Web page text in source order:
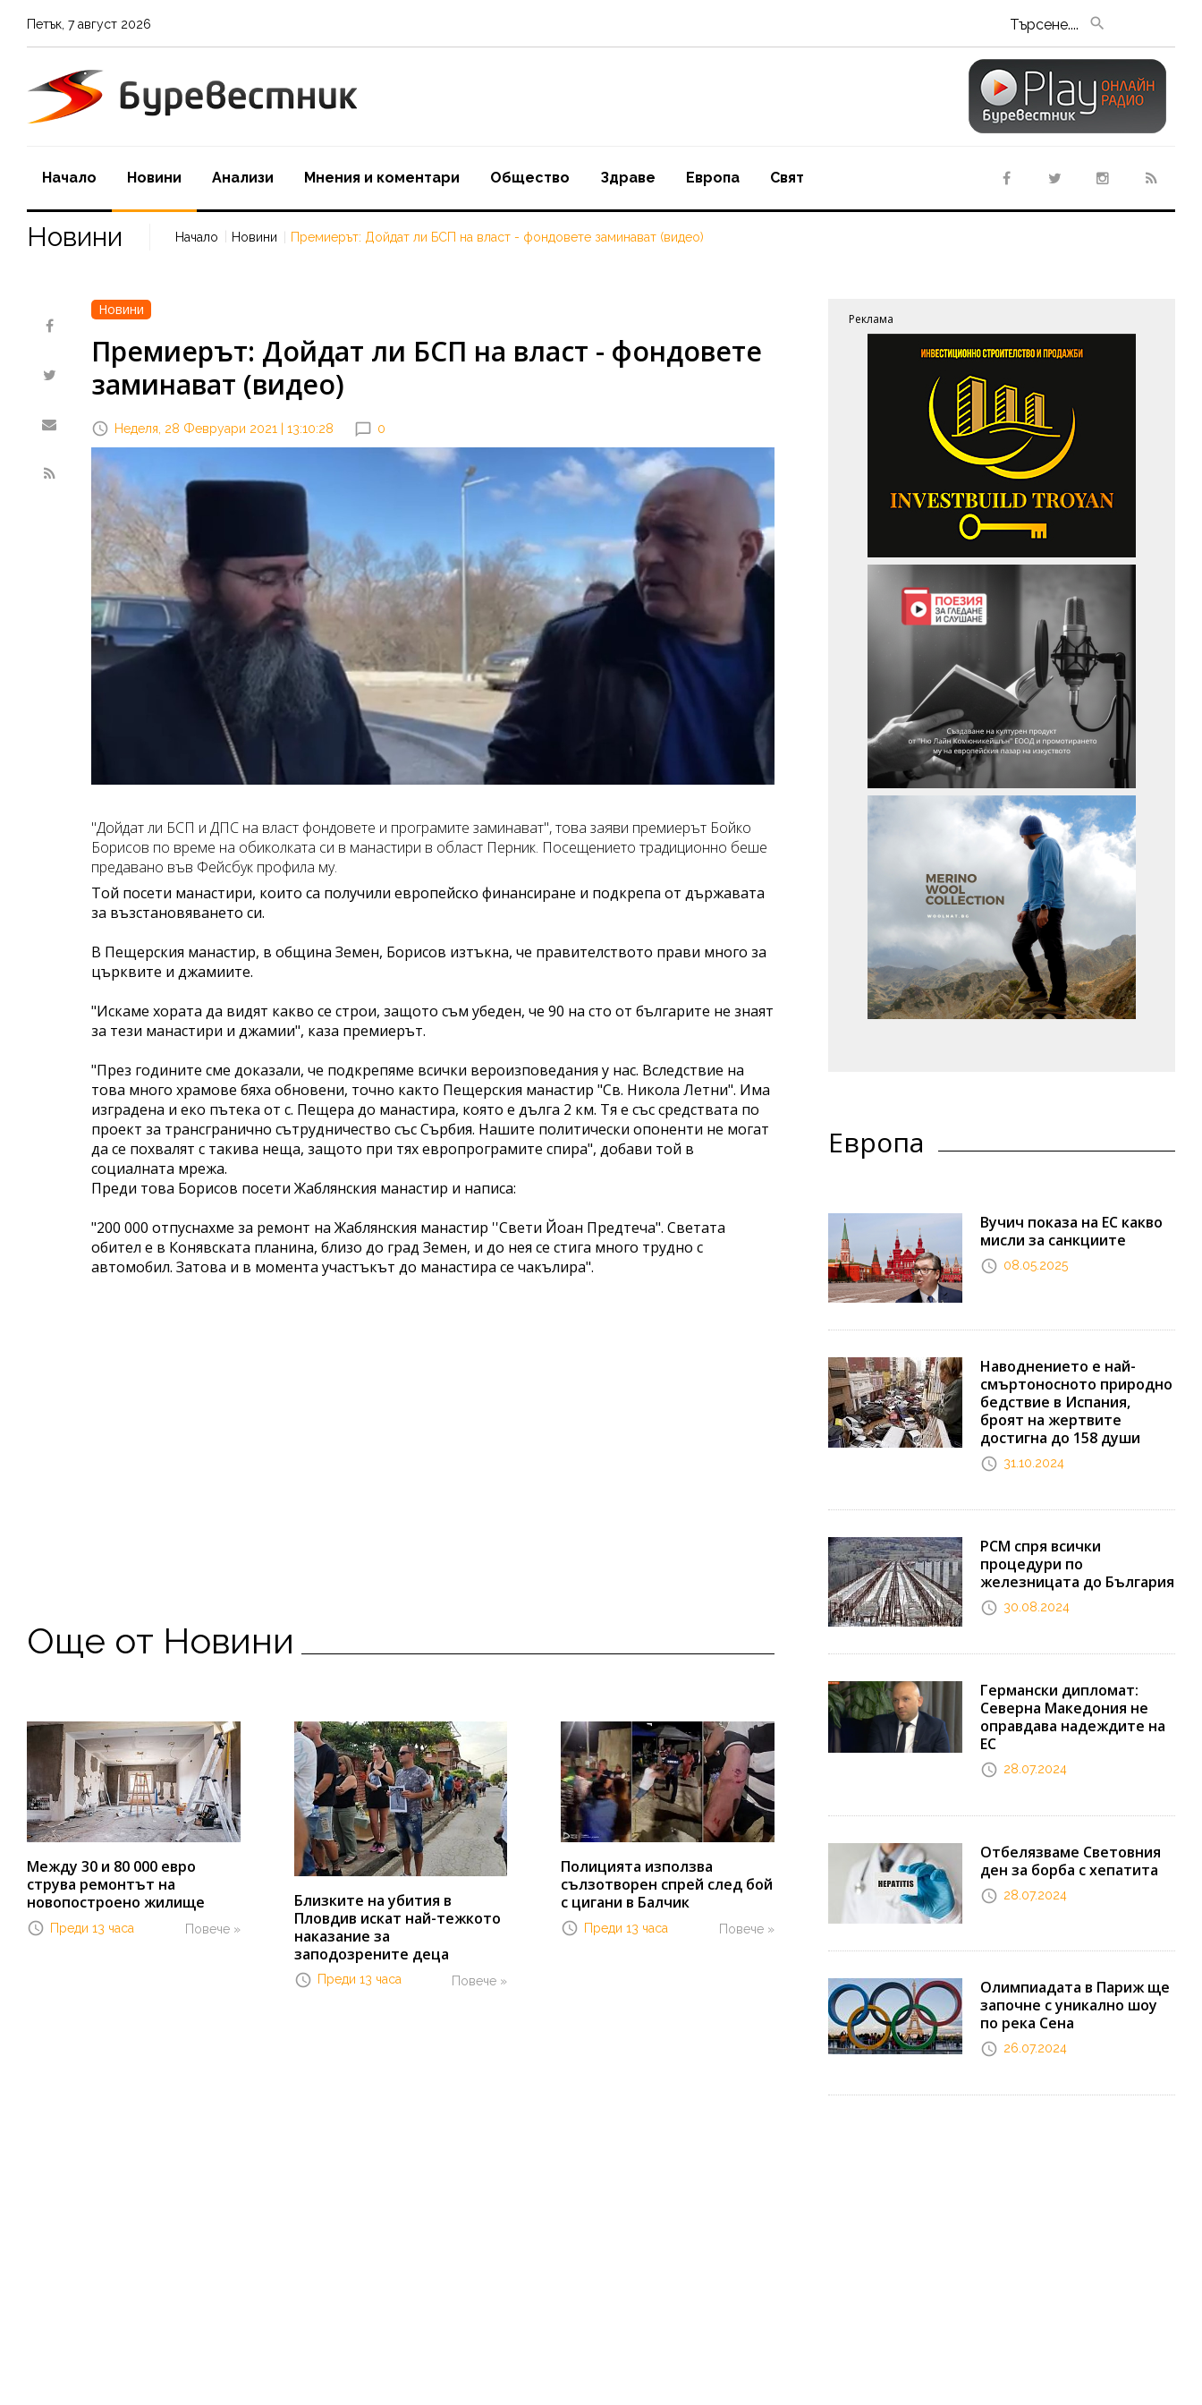
Петък 7 август 2026 Търсене....
Начало Новини Aнализи Мнения и коментари Oбщество Здраве Европа Свят
Новини Начало Новини Премиерът: Дойдат ли БСП на власт - фондовете заминават (видео)
Новини
Премиерът: Дойдат ли БСП на власт - фондовете
заминават (видео)
Неделя, 28 Февруари 2021 | 13:10:28 0
"Дойдат ли БСП и ДПС на власт фондовете и програмите заминават", това заяви премиерът Бойко
Борисов по време на обиколката си в манастири в област Перник. Посещението традиционно беше
предавано във Фейсбук профила му.
Той посети манастири, които са получили европейско финансиране и подкрепа от държавата
за възстановяването си.
В Пещерския манастир, в община Земен, Борисов изтъкна, че правителството прави много за
църквите и джамиите.
"Искаме хората да видят какво се строи, защото съм убеден, че 90 на сто от българите не знаят
за тези манастири и джамии", каза премиерът.
"През годините сме доказали, че подкрепяме всички вероизповедания у нас. Вследствие на
това много храмове бяха обновени, точно както Пещерския манастир "Св. Никола Летни". Има
изградена и еко пътека от с. Пещера до манастира, която е дълга 2 км. Тя е със средствата по
проект за трансгранично сътрудничество със Сърбия. Нашите политически опоненти не могат
да се похвалят с такива неща, защото при тях европрограмите спира", добави той в
социалната мрежа.
Преди това Борисов посети Жаблянския манастир и написа:
"200 000 отпуснахме за ремонт на Жаблянския манастир ''Свети Йоан Предтеча". Светата
обител е в Конявската планина, близо до град Земен, и до нея се стига много трудно с
автомобил. Затова и в момента участъкът до манастира се чакълира".
Още от Новини
Между 30 и 80 000 евро
струва ремонтът на
новопостроено жилище
Повече »
Преди 13 часа
Близките на убития в
Пловдив искат най-тежкото
наказание за
заподозрените деца
Повече »
Преди 13 часа
Полицията използва
сълзотворен спрей след бой
с цигани в Балчик
Повече »
Преди 13 часа
Реклама
Европа
Вучич показа на ЕС какво
мисли за санкциите
08.05.2025
Наводнението е най-
смъртоносното природно
бедствие в Испания,
броят на жертвите
достигна до 158 души
31.10.2024
РСМ спря всички
процедури по
железницата до България
30.08.2024
Германски дипломат:
Северна Македония не
оправдава надеждите на
ЕС
28.07.2024
Отбелязваме Световния
ден за борба с хепатита
28.07.2024
Олимпиадата в Париж ще
започне с уникално шоу
по река Сена
26.07.2024